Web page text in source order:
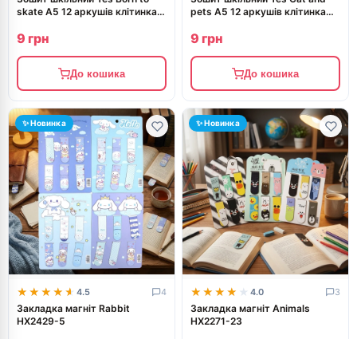
skate А5 12 аркушів клітинка
9 грн
До кошика
pets А5 12 аркушів клітинка
9 грн
До кошика
✨ Новинка
★★★★★
★★★★★ 4.5 4
Закладка магніт Rabbit
HX2429-5
✨ Новинка
★★★★★
★★★★★ 4.0 3
Закладка магніт Animals
HX2271-23